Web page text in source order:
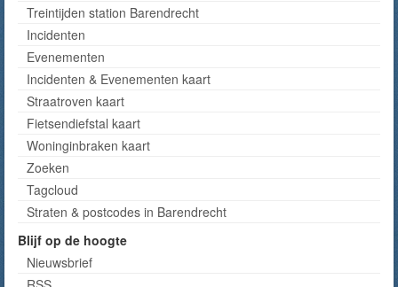
Treintijden station Barendrecht
Incidenten
Evenementen
Incidenten & Evenementen kaart
Straatroven kaart
Fietsendiefstal kaart
Woninginbraken kaart
Zoeken
Tagcloud
Straten & postcodes in Barendrecht
Blijf op de hoogte
Nieuwsbrief